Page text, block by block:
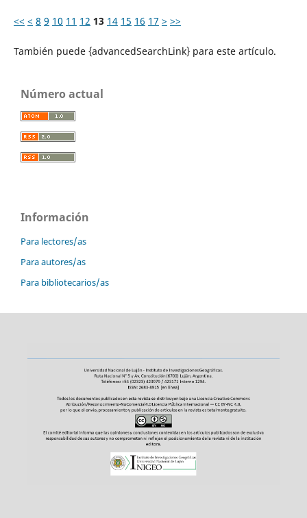
<< < 8 9 10 11 12 13 14 15 16 17 > >>
También puede {advancedSearchLink} para este artículo.
Número actual
Información
Para lectores/as
Para autores/as
Para bibliotecarios/as